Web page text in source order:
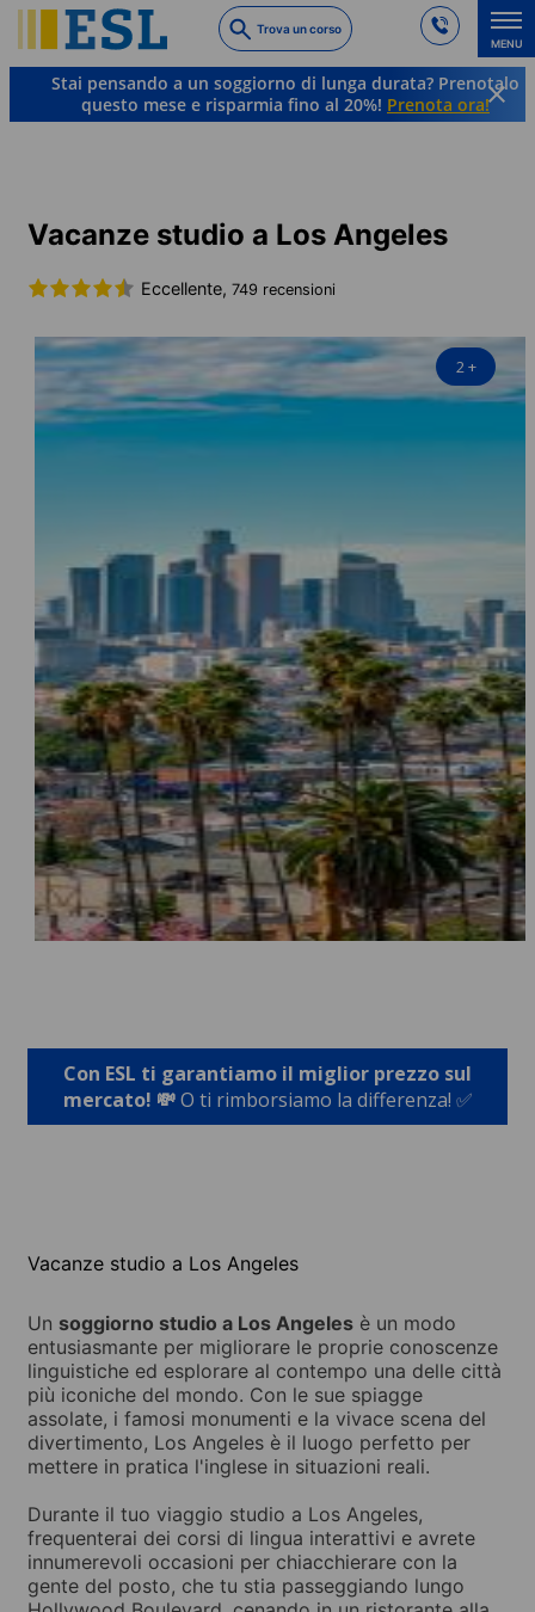
to
main
content
Trova un corso
MENU
Stai pensando a un soggiorno di lunga durata? Prenotalo
questo mese e risparmia fino al 20%! Prenota ora!
Vacanze studio a Los Angeles
Eccellente, 749 recensioni
2+
Con ESL ti garantiamo il miglior prezzo sul
mercato! 💸O ti rimborsiamo la differenza! ✅
Vacanze studio a Los Angeles
Un soggiorno studio a Los Angeles è un modo
entusiasmante per migliorare le proprie conoscenze
linguistiche ed esplorare al contempo una delle città
più iconiche del mondo. Con le sue spiagge
assolate, i famosi monumenti e la vivace scena del
divertimento, Los Angeles è il luogo perfetto per
mettere in pratica l'inglese in situazioni reali.
Durante il tuo viaggio studio a Los Angeles,
frequenterai dei corsi di lingua interattivi e avrete
innumerevoli occasioni per chiacchierare con la
gente del posto, che tu stia passeggiando lungo